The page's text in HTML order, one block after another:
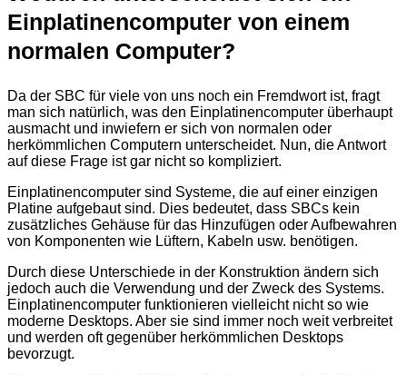
Einplatinencomputer von einem
normalen Computer?
Da der SBC für viele von uns noch ein Fremdwort ist, fragt
man sich natürlich, was den Einplatinencomputer überhaupt
ausmacht und inwiefern er sich von normalen oder
herkömmlichen Computern unterscheidet. Nun, die Antwort
auf diese Frage ist gar nicht so kompliziert.
Einplatinencomputer sind Systeme, die auf einer einzigen
Platine aufgebaut sind. Dies bedeutet, dass SBCs kein
zusätzliches Gehäuse für das Hinzufügen oder Aufbewahren
von Komponenten wie Lüftern, Kabeln usw. benötigen.
Durch diese Unterschiede in der Konstruktion ändern sich
jedoch auch die Verwendung und der Zweck des Systems.
Einplatinencomputer funktionieren vielleicht nicht so wie
moderne Desktops. Aber sie sind immer noch weit verbreitet
und werden oft gegenüber herkömmlichen Desktops
bevorzugt.